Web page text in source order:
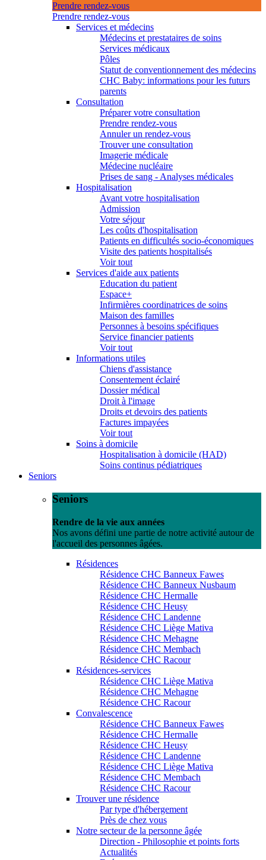
Prendre rendez-vous
Prendre rendez-vous
Services et médecins
Médecins et prestataires de soins
Services médicaux
Pôles
Statut de conventionnement des médecins
CHC Baby: informations pour les futurs
parents
Consultation
Préparer votre consultation
Prendre rendez-vous
Annuler un rendez-vous
Trouver une consultation
Imagerie médicale
Médecine nucléaire
Prises de sang - Analyses médicales
Hospitalisation
Avant votre hospitalisation
Admission
Votre séjour
Les coûts d'hospitalisation
Patients en difficultés socio-économiques
Visite des patients hospitalisés
Voir tout
Services d'aide aux patients
Education du patient
Espace+
Infirmières coordinatrices de soins
Maison des familles
Personnes à besoins spécifiques
Service financier patients
Voir tout
Informations utiles
Chiens d'assistance
Consentement éclairé
Dossier médical
Droit à l'image
Droits et devoirs des patients
Factures impayées
Voir tout
Soins à domicile
Hospitalisation à domicile (HAD)
Soins continus pédiatriques
Seniors
Seniors
Rendre de la vie aux années
Nos avons défini une partie de notre activité autour de
l'accueil des personnes âgées.
Résidences
Résidence CHC Banneux Fawes
Résidence CHC Banneux Nusbaum
Résidence CHC Hermalle
Résidence CHC Heusy
Résidence CHC Landenne
Résidence CHC Liège Mativa
Résidence CHC Mehagne
Résidence CHC Membach
Résidence CHC Racour
Résidences-services
Résidence CHC Liège Mativa
Résidence CHC Mehagne
Résidence CHC Racour
Convalescence
Résidence CHC Banneux Fawes
Résidence CHC Hermalle
Résidence CHC Heusy
Résidence CHC Landenne
Résidence CHC Liège Mativa
Résidence CHC Membach
Résidence CHC Racour
Trouver une résidence
Par type d'hébergement
Près de chez vous
Notre secteur de la personne âgée
Direction - Philosophie et points forts
Actualités